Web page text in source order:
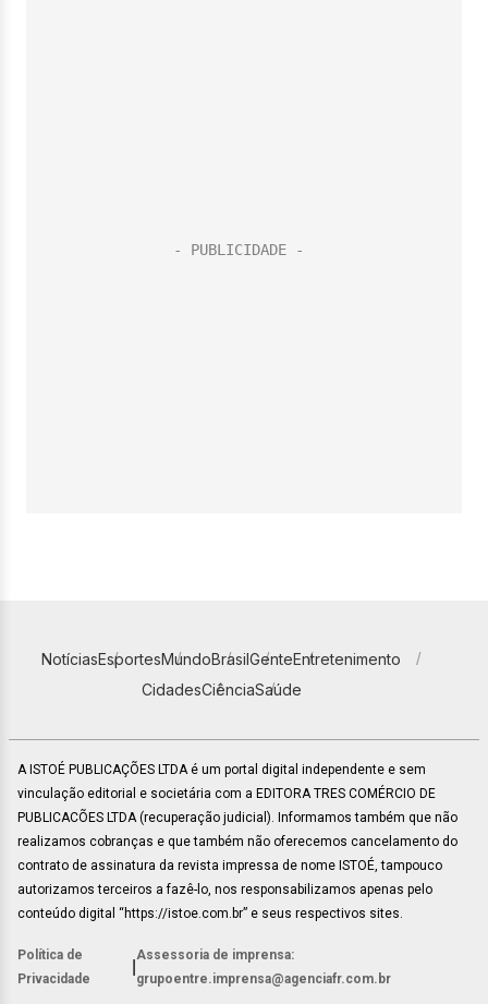
NotíciasEsportesMundoBrasilGenteEntretenimento
CidadesCiênciaSaúde
A ISTOÉ PUBLICAÇÕES LTDA é um portal digital independente e sem
vinculação editorial e societária com a EDITORA TRES COMÉRCIO DE
PUBLICACÕES LTDA (recuperação judicial). Informamos também que não
realizamos cobranças e que também não oferecemos cancelamento do
contrato de assinatura da revista impressa de nome ISTOÉ, tampouco
autorizamos terceiros a fazê-lo, nos responsabilizamos apenas pelo
conteúdo digital “https://istoe.com.br” e seus respectivos sites.
Política de
Privacidade
Assessoria de imprensa:
grupoentre.imprensa@agenciafr.com.br